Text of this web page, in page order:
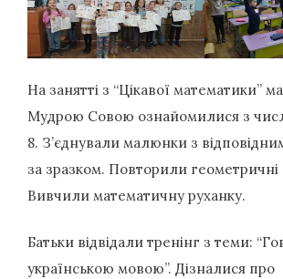
На занятті з “Цікавої математики”
Мудрою Совою ознайомилися з
8. З’єднували малюнки з
за зразком. Повторили геометричні
Вивчили математичну руханку.
Батьки відвідали тренінг з теми:
українською мовою”. Дізналися про